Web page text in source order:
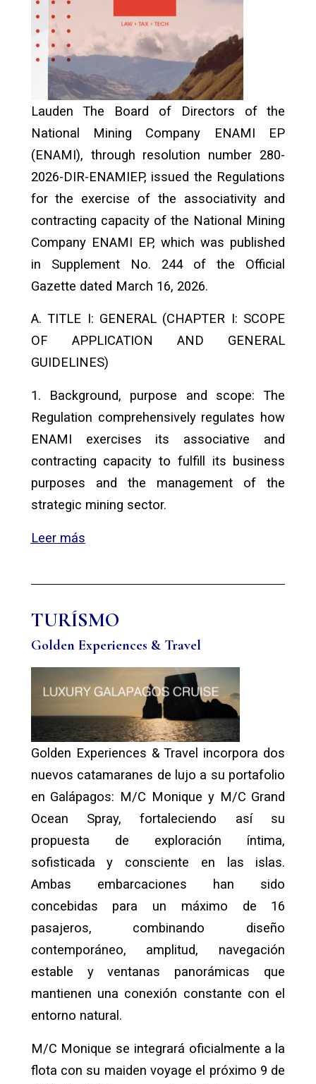
LaudenThe Board of Directors of the
National Mining Company ENAMI EP
(ENAMI), through resolution number 280-
2026-DIR-ENAMIEP, issued the Regulations
for the exercise of the associativity and
contracting capacity of the National Mining
Company ENAMI EP, which was published
in Supplement No. 244 of the Official
Gazette dated March 16, 2026.
A. TITLE I: GENERAL (CHAPTER I: SCOPE
OF APPLICATION AND GENERAL
GUIDELINES)
1. Background, purpose and scope:The
Regulation comprehensively regulates how
ENAMI exercises its associative and
contracting capacity to fulfill its business
purposes and the management of the
strategic mining sector.
Leer más
TURÍSMO
Golden Experiences & Travel
Golden Experiences & Travel incorpora dos
nuevos catamaranes de lujo a su portafolio
en Galápagos: M/C Monique y M/C Grand
Ocean Spray, fortaleciendo así su
propuesta de exploración íntima,
sofisticada y consciente en las islas.
Ambas embarcaciones han sido
concebidas para un máximo de 16
pasajeros, combinando diseño
contemporáneo, amplitud, navegación
estable y ventanas panorámicas que
mantienen una conexión constante con el
entorno natural.
M/C Monique se integrará oficialmente a la
flota con su maiden voyage el próximo 9 de